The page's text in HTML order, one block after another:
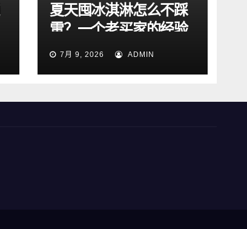
夏天囤冰淇淋怎么不踩
雷？一个老买家的经验
总结
7月 9, 2026 ADMIN